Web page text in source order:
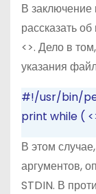
В заключение
рассказать
<>. Дело в
указания
#!/usr/bin/
print while (
В этом
аргументов,
STDIN. В